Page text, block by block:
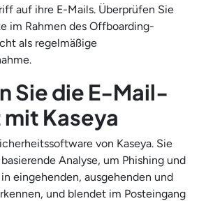
auf ihre E-Mails. Überprüfen Sie
im Rahmen des Offboarding-
als regelmäßige
Sie die E-Mail-
Kaseya
von Kaseya. Sie
Analyse, um Phishing und
eingehenden, ausgehenden und
und blendet im Posteingang